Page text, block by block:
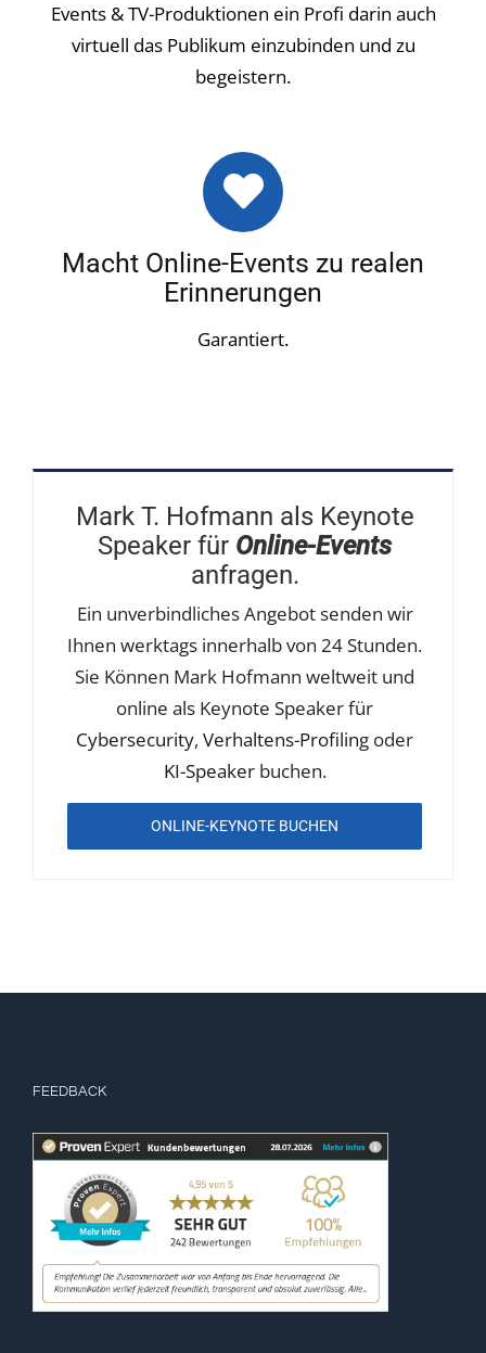
Events & TV-Produktionen ein Profi darin auch
virtuell das Publikum einzubinden und zu
begeistern.
Macht Online-Events zu realen
Erinnerungen
Garantiert.
Mark T. Hofmann als Keynote
Speaker für Online-Events
anfragen.
Ein unverbindliches Angebot senden wir
Ihnen werktags innerhalb von 24 Stunden.
Sie Können Mark Hofmann weltweit und
online als Keynote Speaker für
Cybersecurity, Verhaltens-Profiling oder
KI-Speakerbuchen.
ONLINE-KEYNOTE BUCHEN
FEEDBACK